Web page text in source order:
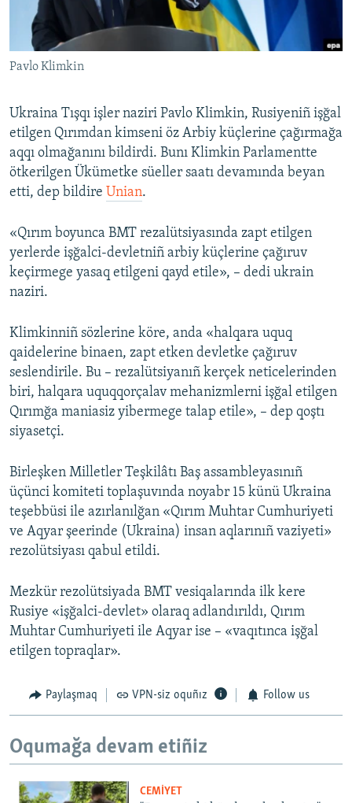
Русский
Українською
RFE/RS bütün saytları
Pavlo Klimkin
Ukraina Tışqı işler naziri Pavlo Klimkin, Rusiyeniñ işğal
etilgen Qırımdan kimseni öz Arbiy küçlerine çağırmağa
aqqı olmağanını bildirdi. Bunı Klimkin Parlamentte
ötkerilgen Ükümetke süeller saatı devamında beyan
etti, dep bildire Unian.
«Qırım boyunca BMT rezalütsiyasında zapt etilgen
yerlerde işğalci-devletniñ arbiy küçlerine çağıruv
keçirmege yasaq etilgeni qayd etile», – dedi ukrain
naziri.
Klimkinniñ sözlerine köre, anda «halqara uquq
qaidelerine binaen, zapt etken devletke çağıruv
seslendirile. Bu – rezalütsiyanıñ kerçek neticelerinden
biri, halqara uquqqorçalav mehanizmlerni işğal etilgen
Qırımğa maniasiz yibermege talap etile», – dep qoştı
siyasetçi.
Birleşken Milletler Teşkilâtı Baş assambleyasınıñ
üçünci komiteti toplaşuvında noyabr 15 künü Ukraina
teşebbüsi ile azırlanılğan «Qırım Muhtar Cumhuriyeti
ve Aqyar şeerinde (Ukraina) insan aqlarınıñ vaziyeti»
rezolütsiyası qabul etildi.
Mezkür rezolütsiyada BMT vesiqalarında ilk kere
Rusiye «işğalci-devlet» olaraq adlandırıldı, Qırım
Muhtar Cumhuriyeti ile Aqyar ise – «vaqıtınca işğal
etilgen topraqlar».
Paylaşmaq VPN-siz oquñız Follow us
Oqumağa devam etiñiz
CEMİYET